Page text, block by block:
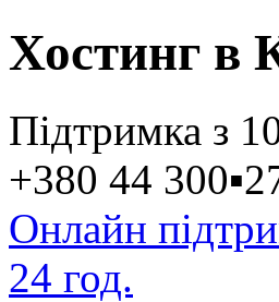
Хостинг в
Підтримка з
+380 44 300▪
Онлайн
24 год.